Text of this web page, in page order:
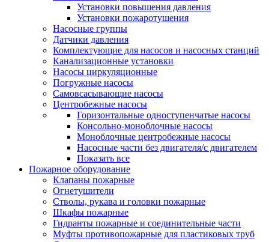
Установки повышения давления
Установки пожаротушения
Насосные группы
Датчики давления
Комплектующие для насосов и насосных станций
Канализационные установки
Насосы циркуляционные
Погружные насосы
Самовсасывающие насосы
Центробежные насосы
Горизонтальные одноступенчатые насосы
Консольно-моноблочные насосы
Моноблочные центробежные насосы
Насосные части без двигателя/с двигателем
Показать все
Пожарное оборудование
Клапаны пожарные
Огнетушители
Стволы, рукава и головки пожарные
Шкафы пожарные
Гидранты пожарные и соединительные части
Муфты противопожарные для пластиковых труб